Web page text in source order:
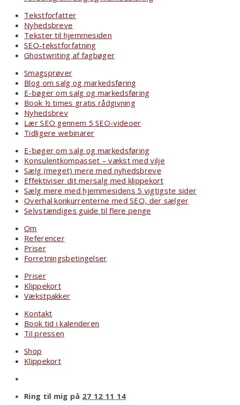
Tekstforfatter
Nyhedsbreve
Tekster til hjemmesiden
SEO-tekstforfatning
Ghostwriting af fagbøger
Smagsprøver
Blog om salg og markedsføring
E-bøger om salg og markedsføring
Book ½ times gratis rådgivning
Nyhedsbrev
Lær SEO gennem 5 SEO-videoer
Tidligere webinarer
E-bøger om salg og markedsføring
Konsulentkompasset – vækst med vilje
Sælg (meget) mere med nyhedsbreve
Effektiviser dit mersalg med klippekort
Sælg mere med hjemmesidens 5 vigtigste sider
Overhal konkurrenterne med SEO, der sælger
Selvstændiges guide til flere penge
Om
Referencer
Priser
Forretningsbetingelser
Priser
Klippekort
Vækstpakker
Kontakt
Book tid i kalenderen
Til pressen
Shop
Klippekort
Ring til mig på 27 12 11 14